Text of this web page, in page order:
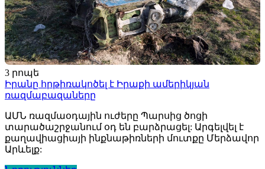
3 րոպե
Իրանը հրթիռակոծել է Իրաքի ամերիկյան
ռազմաբազաները
ԱՄՆ ռազմաօդային ուժերը Պարսից ծոցի
տարածաշրջանում օդ են բարձրացել: Արգելվել է
քաղավիացիայի ինքնաթիռների մուտքը Մերձավոր
Արևելք: